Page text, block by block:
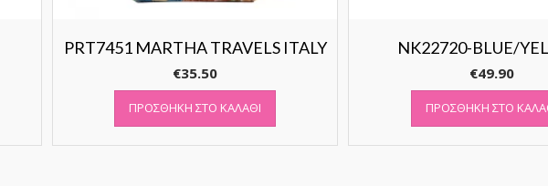
PRT7451 MARTHA TRAVELS ITALY
€35.50
ΠΡΟΣΘΉΚΗ ΣΤΟ ΚΑΛΆΘΙ
NK22720-BLUE/
€49.90
ΠΡΟΣΘΉΚΗ ΣΤΟ